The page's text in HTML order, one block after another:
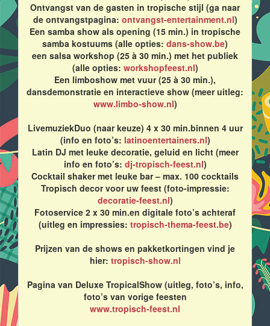
Ontvangst van de gasten in tropische stijl (ga naar
de ontvangstpagina: ontvangst-entertainment.nl)
Een samba show als opening (15 min.) in tropische
samba kostuums (alle opties: dans-show.be)
een salsa workshop (25 à 30 min.) met het publiek
(alle opties: workshopfeest.nl)
Een limboshow met vuur (25 à 30 min.),
dansdemonstratie en interactieve show (meer uitleg:
www.limbo-show.nl)
LivemuziekDuo (naar keuze) 4 x 30 min.binnen 4 uur
(info en foto’s: latinoentertainers.nl)
Latin DJ met leuke decoratie, geluid en licht (meer
info en foto’s: dj-tropisch-feest.nl)
Cocktail shaker met leuke bar – max. 100 cocktails
Tropisch decor voor uw feest (foto-impressie:
decoratie-feest.nl)
Fotoservice 2 x 30 min.en digitale foto’s achteraf
(uitleg en impressies: tropisch-thema-feest.be)
Prijzen van de shows en pakketkortingen vind je
hier: tropisch-show.nl
Pagina van Deluxe TropicalShow (uitleg, foto’s, info,
foto’s van vorige feesten
www.tropisch-feest.nl